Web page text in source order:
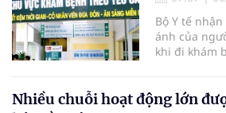
Bộ Y tế
ánh của
khi đi khám
bệnh, chữa
Nhiều chuỗi hoạt động lớn